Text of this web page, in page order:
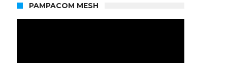
PAMPACOM MESH